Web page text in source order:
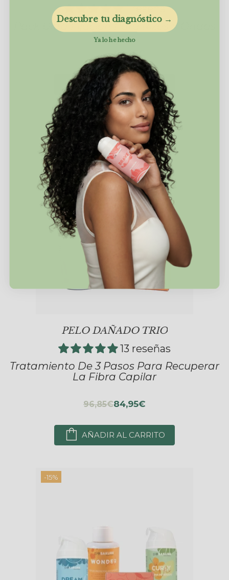
1 reseña
Pack Ultra Fijación Para Rizos Y Ondas
79,85€ 69,95€
AÑADIR AL CARRITO
-13%
PELO DAÑADO TRIO
13 reseñas
Tratamiento De 3 Pasos Para Recuperar
La Fibra Capilar
96,85€84,95€
AÑADIR AL CARRITO
-15%
Descubre tu diagnóstico →
Ya lo he hecho